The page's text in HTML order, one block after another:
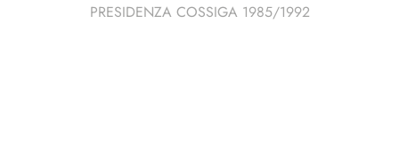
PRESIDENZA COSSIGA 1985/1992